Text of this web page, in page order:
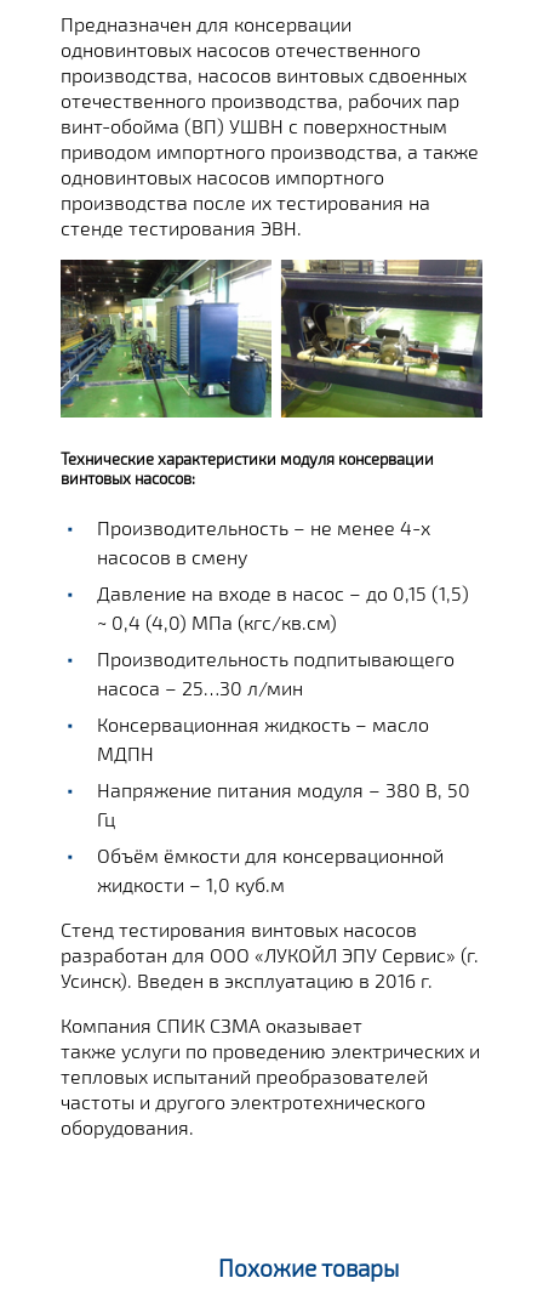
Предназначен для консервации
одновинтовых насосов отечественного
производства, насосов винтовых сдвоенных
отечественного производства, рабочих пар
винт-обойма (ВП) УШВН с поверхностным
приводом импортного производства, а также
одновинтовых насосов импортного
производства после их тестирования на
стенде тестирования ЭВН.
Технические характеристики модуля консервации
винтовых насосов:
Производительность – не менее 4-х
насосов в смену
Давление на входе в насос – до 0,15 (1,5)
~ 0,4 (4,0) МПа (кгс/кв.см)
Производительность подпитывающего
насоса – 25…30 л/мин
Консервационная жидкость – масло
МДПН
Напряжение питания модуля – 380 В, 50
Гц
Объём ёмкости для консервационной
жидкости – 1,0 куб.м
Стенд тестирования винтовых насосов
разработан для ООО «ЛУКОЙЛ ЭПУ Сервис» (г.
Усинск). Введен в эксплуатацию в 2016 г.
Компания СПИК СЗМА оказывает
также услуги по проведению электрических и
тепловых испытаний преобразователей
частоты и другого электротехнического
оборудования.
Похожие товары